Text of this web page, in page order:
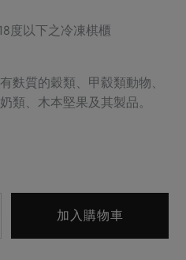
度以下之冷凍棋櫃
麩質的穀類、甲縠類動物、
類、木本堅果及其製品。
加入購物車